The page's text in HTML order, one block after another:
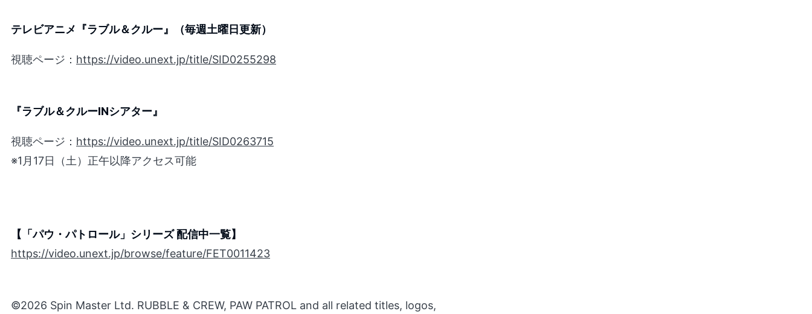
テレビアニメ『ラブル＆クルー』（毎週土曜日更新）
視聴ページ： https://video.unext.jp/title/SID0255298
『ラブル＆クルーINシアター』
視聴ページ： https://video.unext.jp/title/SID0263715
※1月17日（土）正午以降アクセス可能
【「パウ・パトロール」シリーズ 配信中一覧】
https://video.unext.jp/browse/feature/FET0011423
©2026 Spin Master Ltd. RUBBLE & CREW, PAW PATROL and all related titles, logos,